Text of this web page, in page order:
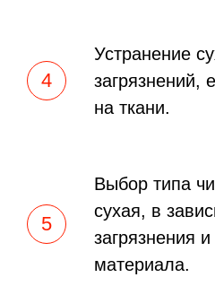
Устранение
загрязнений,
на ткани.
Выбор типа
сухая, в
загрязнения и
материала.